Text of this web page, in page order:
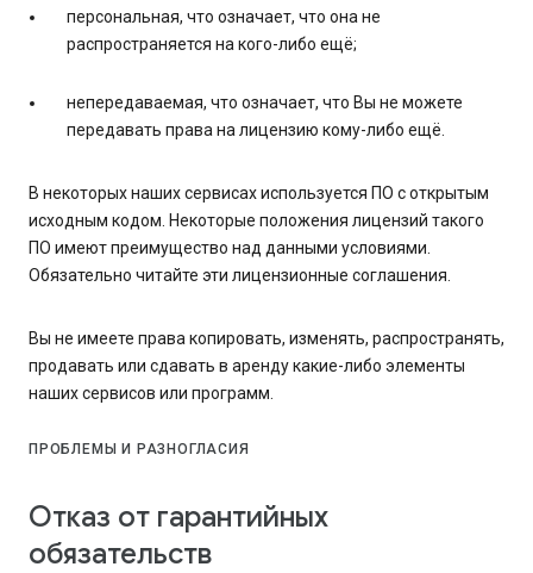
персональная, что означает, что она не
распространяется на кого-либо ещё;
непередаваемая, что означает, что Вы не можете
передавать права на лицензию кому-либо ещё.
В некоторых наших сервисах используется ПО с открытым
исходным кодом. Некоторые положения лицензий такого
ПО имеют преимущество над данными условиями.
Обязательно читайте эти лицензионные соглашения.
Вы не имеете права копировать, изменять, распространять,
продавать или сдавать в аренду какие-либо элементы
наших сервисов или программ.
ПРОБЛЕМЫ И РАЗНОГЛАСИЯ
Отказ от гарантийных
обязательств